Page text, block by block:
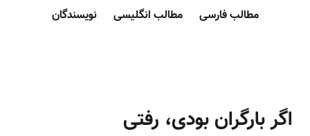
مطالب فارسی مطالب انگلیسی نویسندگان
اگر بارگران بودی، رفتی